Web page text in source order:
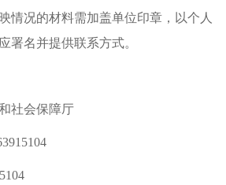
情况的材料需加盖单位印章，以个人
署名并提供联系方式。
社会保障厅